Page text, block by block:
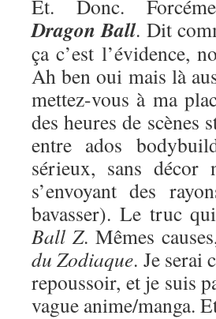
Et. Donc.
Dragon Ball. Dit
ça c’est l’évidence,
Ah ben oui mais là
mettez-vous à ma
des heures de scènes
entre ados
sérieux, sans décor
s’envoyant des
bavasser). Le truc
Ball Z. Mêmes
du Zodiaque. Je serai
repoussoir, et je suis
vague anime/manga.